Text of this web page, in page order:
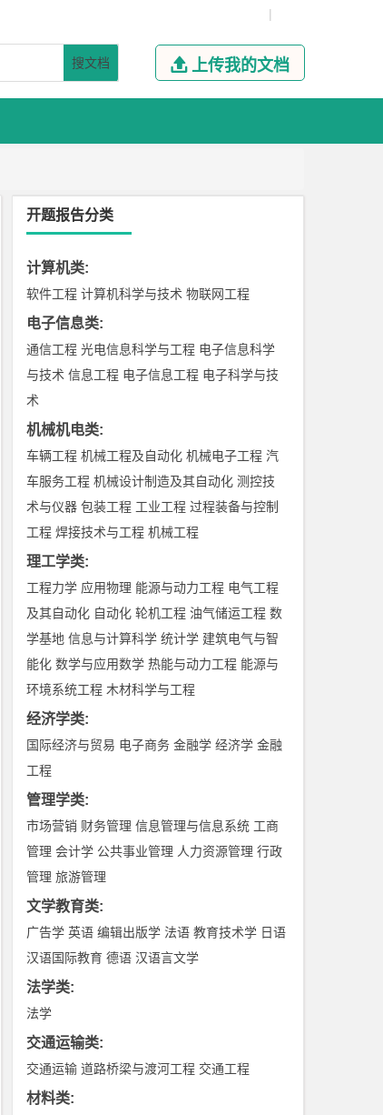
|
搜文档  上传我的文档
开题报告分类
计算机类:
软件工程 计算机科学与技术 物联网工程
电子信息类:
通信工程 光电信息科学与工程 电子信息科学
与技术 信息工程 电子信息工程 电子科学与技
术
机械机电类:
车辆工程 机械工程及自动化 机械电子工程 汽
车服务工程 机械设计制造及其自动化 测控技
术与仪器 包装工程 工业工程 过程装备与控制
工程 焊接技术与工程 机械工程
理工学类:
工程力学 应用物理 能源与动力工程 电气工程
及其自动化 自动化 轮机工程 油气储运工程 数
学基地 信息与计算科学 统计学 建筑电气与智
能化 数学与应用数学 热能与动力工程 能源与
环境系统工程 木材科学与工程
经济学类:
国际经济与贸易 电子商务 金融学 经济学 金融
工程
管理学类:
市场营销 财务管理 信息管理与信息系统 工商
管理 会计学 公共事业管理 人力资源管理 行政
管理 旅游管理
文学教育类:
广告学 英语 编辑出版学 法语 教育技术学 日语
汉语国际教育 德语 汉语言文学
法学类:
法学
交通运输类:
交通运输 道路桥梁与渡河工程 交通工程
材料类: